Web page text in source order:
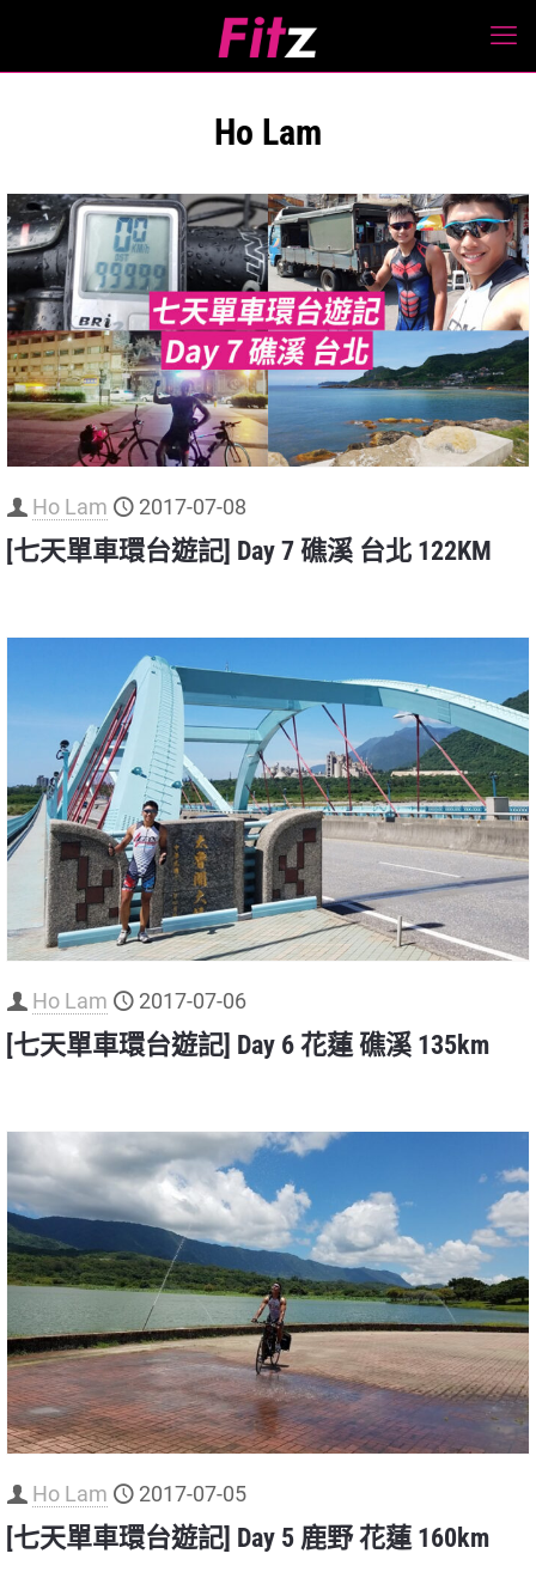
Ho Lam
Ho Lam 2017-07-08
[七天單車環台遊記] Day 7 礁溪 台北 122KM
Ho Lam 2017-07-06
[七天單車環台遊記] Day 6 花蓮 礁溪 135km
Ho Lam 2017-07-05
[七天單車環台遊記] Day 5 鹿野 花蓮 160km